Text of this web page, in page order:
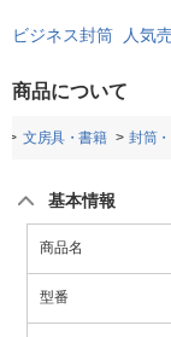
ビジネス封筒 人気
商品について
文房具・書籍 封筒
基本情報
商品名
型番